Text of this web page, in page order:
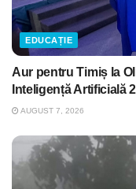
EDUCAȚIE
Aur pentru Timiș la
Inteligență Artificială
AUGUST 7, 2026